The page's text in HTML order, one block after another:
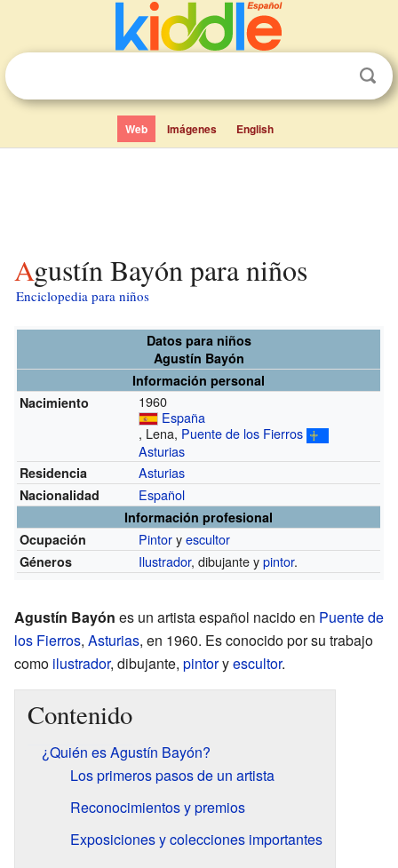
Web Imágenes English
Agustín Bayón para niños
Enciclopedia para niños
Datos para niños
Agustín Bayón
Información personal
Nacimiento
1960
España
, Lena, Puente de los Fierros
Asturias
Residencia Asturias
Nacionalidad Español
Información profesional
Ocupación
Pintoryescultor
Géneros Ilustrador, dibujante ypintor.
Agustín Bayón es un artista español nacido en Puente de
los Fierros, Asturias, en 1960. Es conocido por su trabajo
como ilustrador, dibujante, pintoryescultor.
Contenido
¿Quién es Agustín Bayón?
Los primeros pasos de un artista
Reconocimientos y premios
Exposiciones y colecciones importantes